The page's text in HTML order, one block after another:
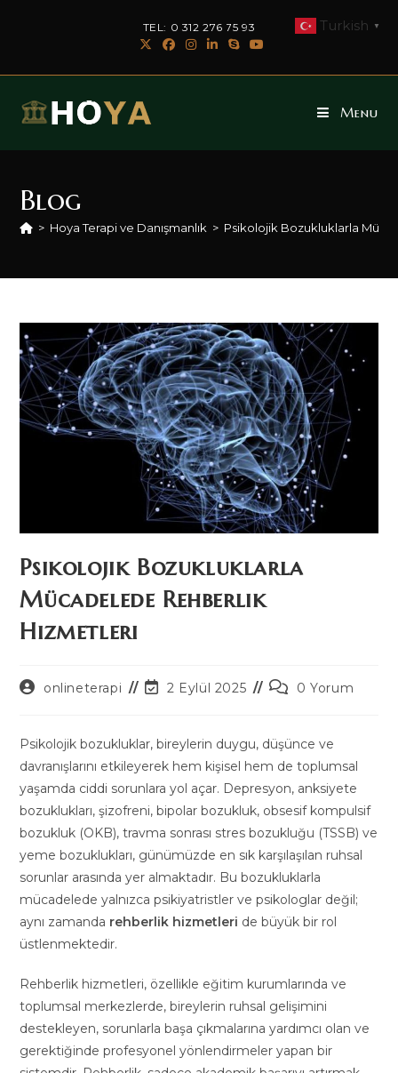
TEL: 0 312 276 75 93
Menu
Blog
> Hoya Terapi ve Danışmanlık > Psikolojik Bozukluklarla
Psikolojik Bozukluklarla
Mücadelede Rehberlik
Hizmetleri
Postonlineterapi
Post2 Eylül 2025
Post0 Yorum
Psikolojik bozukluklar, bireylerin duygu, düşünce ve
davranışlarını etkileyerek hem kişisel hem de toplumsal
yaşamda ciddi sorunlara yol açar. Depresyon, anksiyete
bozuklukları, şizofreni, bipolar bozukluk, obsesif kompulsif
bozukluk (OKB), travma sonrası stres bozukluğu (TSSB) ve
yeme bozuklukları, günümüzde en sık karşılaşılan ruhsal
sorunlar arasında yer almaktadır. Bu bozukluklarla
mücadelede yalnızca psikiyatristler ve psikologlar değil;
aynı zamanda rehberlik hizmetleri de büyük bir rol
üstlenmektedir.
Rehberlik hizmetleri, özellikle eğitim kurumlarında ve
toplumsal merkezlerde, bireylerin ruhsal gelişimini
destekleyen, sorunlarla başa çıkmalarına yardımcı olan ve
gerektiğinde profesyonel yönlendirmeler yapan bir
Turkish ▼